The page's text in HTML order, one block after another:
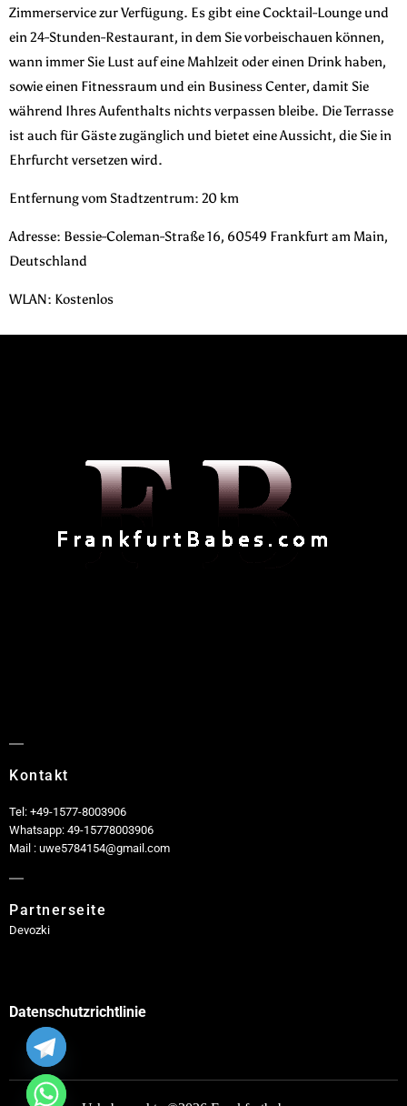
Zimmerservice zur Verfügung. Es gibt eine Cocktail-Lounge und
ein 24-Stunden-Restaurant, in dem Sie vorbeischauen können,
wann immer Sie Lust auf eine Mahlzeit oder einen Drink haben,
sowie einen Fitnessraum und ein Business Center, damit Sie
während Ihres Aufenthalts nichts verpassen bleibe. Die Terrasse
ist auch für Gäste zugänglich und bietet eine Aussicht, die Sie in
Ehrfurcht versetzen wird.
Entfernung vom Stadtzentrum: 20 km
Adresse: Bessie-Coleman-Straße 16, 60549 Frankfurt am Main,
Deutschland
WLAN: Kostenlos
Kontakt
Tel: +49-1577-8003906
Whatsapp: 49-15778003906
Mail : uwe5784154@gmail.com
Partnerseite
Devozki
Datenschutzrichtlinie